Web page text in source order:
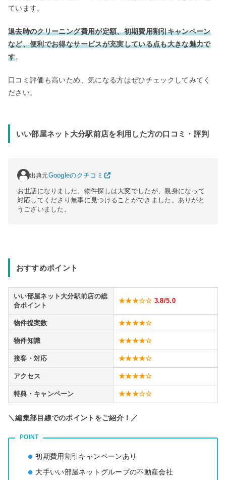
ています。
退去時のクリーニング費用が定額、初期費用割引キャンペーン
など、便利でお得なサービスが充実している点も大きな魅力で
す。
口コミ評価も高いため、気になる方はぜひチェックしてみてく
ださい。
いい部屋ネット大分駅前店を利用した方の口コミ・評判
出典元Googleのクチコミ
お世話になりました。物件探しは大変でしたが、親身になって
対応してくださり無事に見つけることができました。ありがと
うございました。
おすすめポイント
いい部屋ネット大分駅前店の総
合ポイント
★★★☆☆ 3.8/5.0
物件提案数 ★★★★☆
物件知識 ★★★★☆
接客・対応 ★★★★☆
アクセス ★★★★☆
特典・キャンペーン ★★★☆☆
＼編集部目線でのポイントをご紹介！／
POINT
初期費用割引キャンペーンあり
大手いい部屋ネットグループの不動産会社